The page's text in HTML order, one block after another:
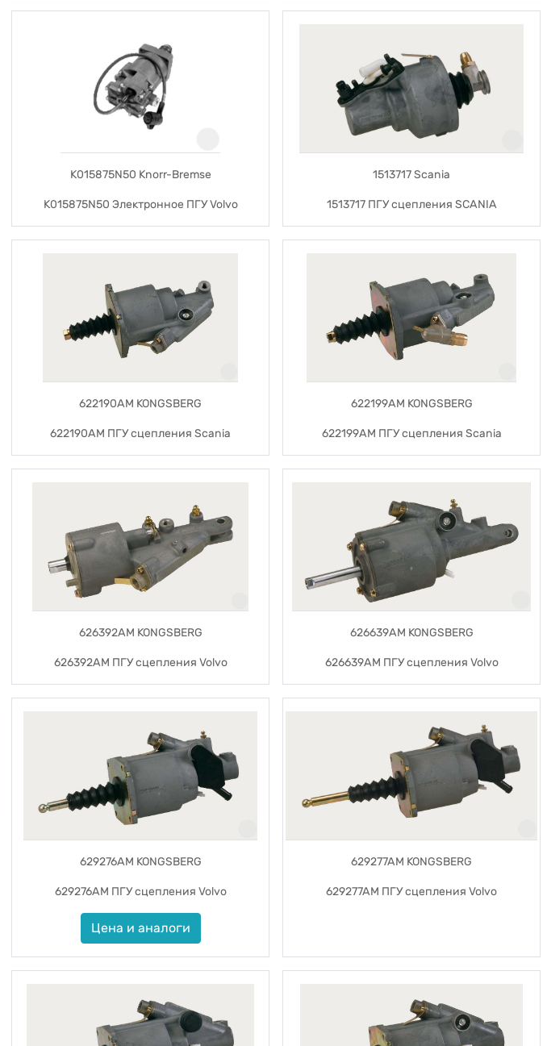
K015875N50 Knorr-Bremse
K015875N50 Электронное ПГУ Volvo
1513717 Scania
1513717 ПГУ сцепления SCANIA
622190AM KONGSBERG
622190AM ПГУ сцепления Scania
622199AM KONGSBERG
622199AM ПГУ сцепления Scania
626392AM KONGSBERG
626392AM ПГУ сцепления Volvo
626639AM KONGSBERG
626639AM ПГУ сцепления Volvo
629276AM KONGSBERG
629276AM ПГУ сцепления Volvo
Цена и аналоги
629277AM KONGSBERG
629277AM ПГУ сцепления Volvo